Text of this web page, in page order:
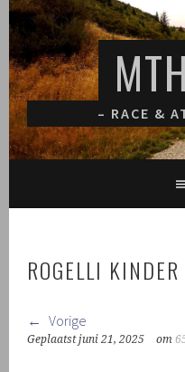
Spring
naar
inhoud
– RACE &
ROGELLI
Vorige
Geplaatstjuni 21, 2025 om